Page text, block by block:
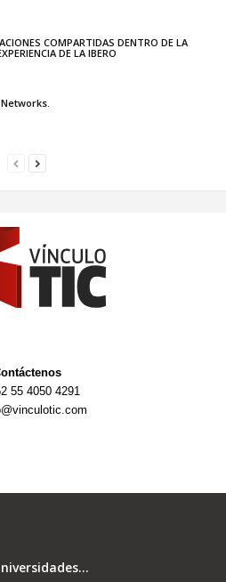
COMPARTIDAS DENTRO DE LA
DE LA IBERO
55 4050 4291